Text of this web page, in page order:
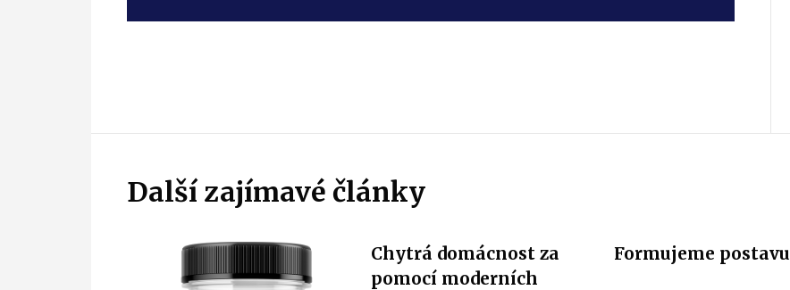
Další zajímavé články
Chytrá domácnost za
pomocí moderních
Formujeme postavu